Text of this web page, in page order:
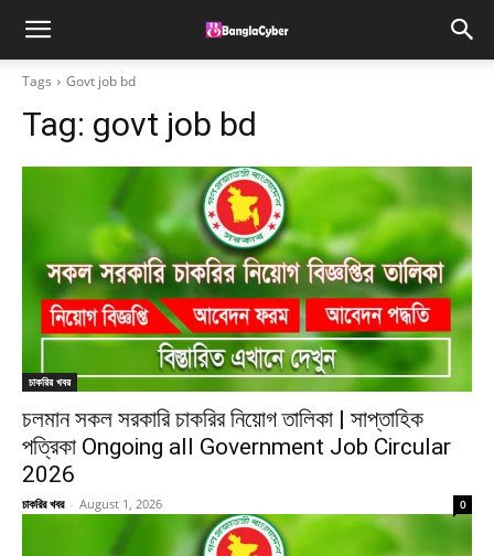
Tags Govt job bd
Tag: govt job bd
চাকরির খবর
চলমান সকল সরকারি চাকরির নিয়োগ তালিকা | সাপ্তাহিক
পত্রিকা Ongoing all Government Job Circular
2026
চাকরির খবর - August 1, 2026 0